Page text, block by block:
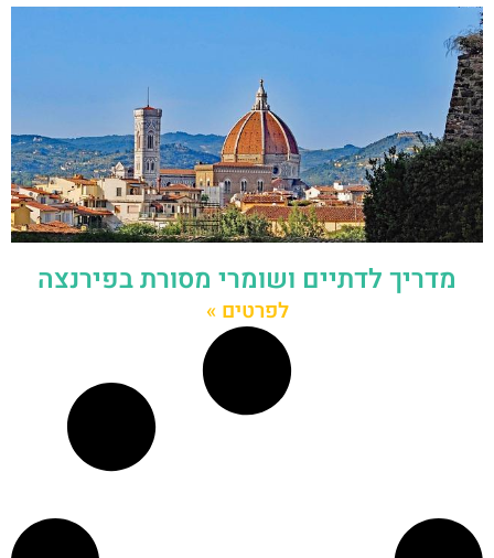
מדריך לדתיים ושומרי מסורת בפירנצה
לפרטים »